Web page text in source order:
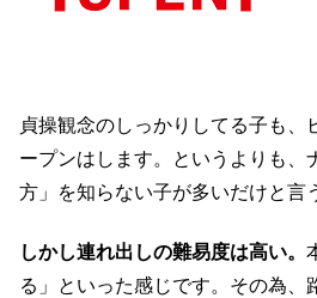
貞操観念のしっかりしてる子も、
ープンはします。というよりも、
方」を知らない子が多いだけと言
しかし連れ出しの難易度は高い。
る」といった感じです。その為、